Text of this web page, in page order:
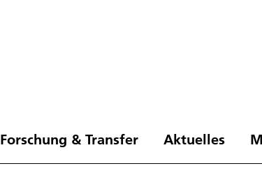
Forschung & Transfer Aktuelles